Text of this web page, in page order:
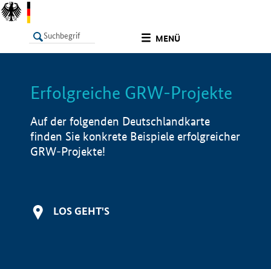
MENÜ
LISTE Info
Erfolgreiche GRW-Projekte
Auf der folgenden Deutschlandkarte
finden Sie konkrete Beispiele erfolgreicher
GRW-Projekte!
LOS GEHT'S